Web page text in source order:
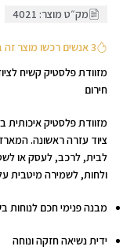
מק״ט מוצר: 4021
3 אנשים רכשו מוצר זה בשבוע האחרון
מזוודת פלסטיק קשיח
חירום
מזוודת פלסטיק איכותית
ציוד עזרה ראשונה.
לבית, לרכב, לעסק או
ולחות, לשמירה מיטבית
מבנה פנימי חכם לנוחות
ידית נשיאה חזקה ונוחה